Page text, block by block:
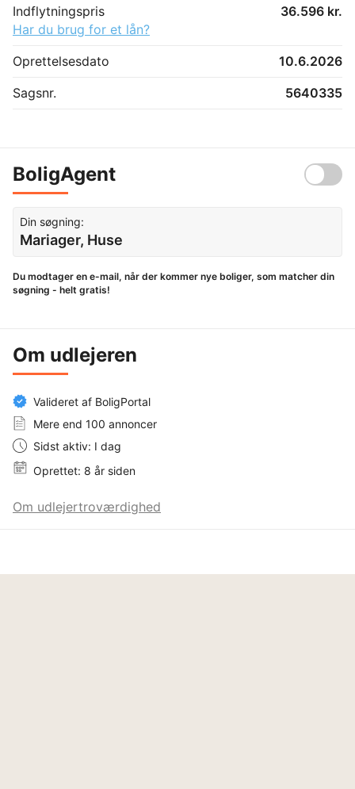
Indflytningspris
36.596 kr.
Har du brug for et lån?
Oprettelsesdato
10.6.2026
Sagsnr.
5640335
BoligAgent
Din søgning:
Mariager, Huse
Du modtager en e-mail, når der kommer nye boliger, som matcher din
søgning - helt gratis!
Om udlejeren
Valideret af BoligPortal
Mere end 100 annoncer
Sidst aktiv: I dag
Oprettet: 8 år siden
Om udlejertroværdighed